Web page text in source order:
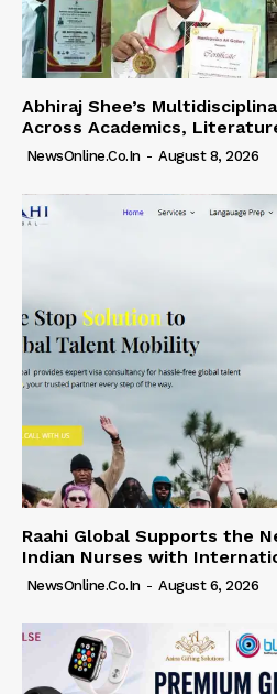
Abhiraj Shee’s
Across Academics,
NewsOnline.co.in - August 8, 2026
Raahi Global Supports the
Indian Nurses with
NewsOnline.co.in - August 6, 2026